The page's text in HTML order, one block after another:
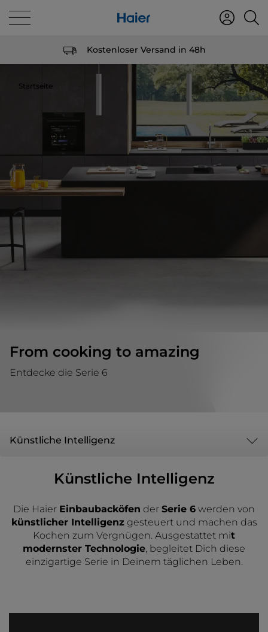
Kostenloser Versand in 48h
Startseite
From cooking to amazing
Entdecke die Serie 6
Künstliche Intelligenz
Künstliche Intelligenz
Die Haier Einbaubacköfen der Serie 6 werden von
künstlicher Intelligenzgesteuert und machen das
Kochen zum Vergnügen. Ausgestattet mit
modernster Technologie, begleitet Dich diese
einzigartige Serie in Deinem täglichen Leben.